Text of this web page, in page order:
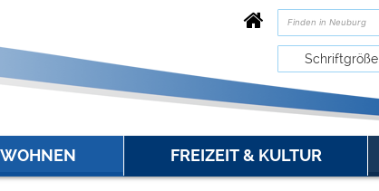
Schriftgröße
FREIZEIT & KULTUR